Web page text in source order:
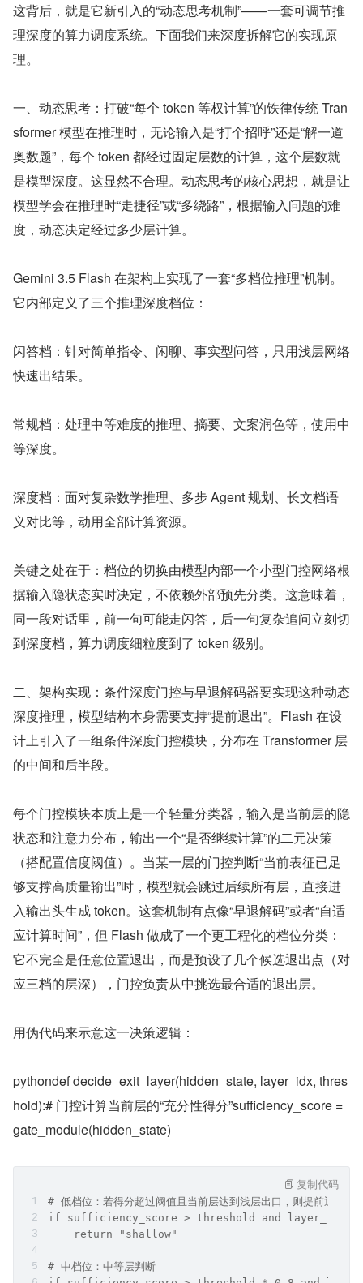
这背后，就是它新引入的“动态思考机制”——一套可调节推
理深度的算力调度系统。下面我们来深度拆解它的实现原
理。
一、动态思考：打破“每个 token 等权计算”的铁律传统 Tran
sformer 模型在推理时，无论输入是“打个招呼”还是“解一道
奥数题”，每个 token 都经过固定层数的计算，这个层数就
是模型深度。这显然不合理。动态思考的核心思想，就是让
模型学会在推理时“走捷径”或“多绕路”，根据输入问题的难
度，动态决定经过多少层计算。
Gemini 3.5 Flash 在架构上实现了一套“多档位推理”机制。
它内部定义了三个推理深度档位：
闪答档：针对简单指令、闲聊、事实型问答，只用浅层网络
快速出结果。
常规档：处理中等难度的推理、摘要、文案润色等，使用中
等深度。
深度档：面对复杂数学推理、多步 Agent 规划、长文档语
义对比等，动用全部计算资源。
关键之处在于：档位的切换由模型内部一个小型门控网络根
据输入隐状态实时决定，不依赖外部预先分类。这意味着，
同一段对话里，前一句可能走闪答，后一句复杂追问立刻切
到深度档，算力调度细粒度到了 token 级别。
二、架构实现：条件深度门控与早退解码器要实现这种动态
深度推理，模型结构本身需要支持“提前退出”。Flash 在设
计上引入了一组条件深度门控模块，分布在 Transformer 层
的中间和后半段。
每个门控模块本质上是一个轻量分类器，输入是当前层的隐
状态和注意力分布，输出一个“是否继续计算”的二元决策
（搭配置信度阈值）。当某一层的门控判断“当前表征已足
够支撑高质量输出”时，模型就会跳过后续所有层，直接进
入输出头生成 token。这套机制有点像“早退解码”或者“自适
应计算时间”，但 Flash 做成了一个更工程化的档位分类：
它不完全是任意位置退出，而是预设了几个候选退出点（对
应三档的层深），门控负责从中挑选最合适的退出层。
用伪代码来示意这一决策逻辑：
pythondef decide_exit_layer(hidden_state, layer_idx, thres
hold):# 门控计算当前层的“充分性得分”sufficiency_score =
gate_module(hidden_state)
# 低档位：若得分超过阈值且当前层达到浅层出口，则提前退出
if sufficiency_score > threshold and layer_idx >=
    return "shallow"
# 中档位：中等层判断
复制代码